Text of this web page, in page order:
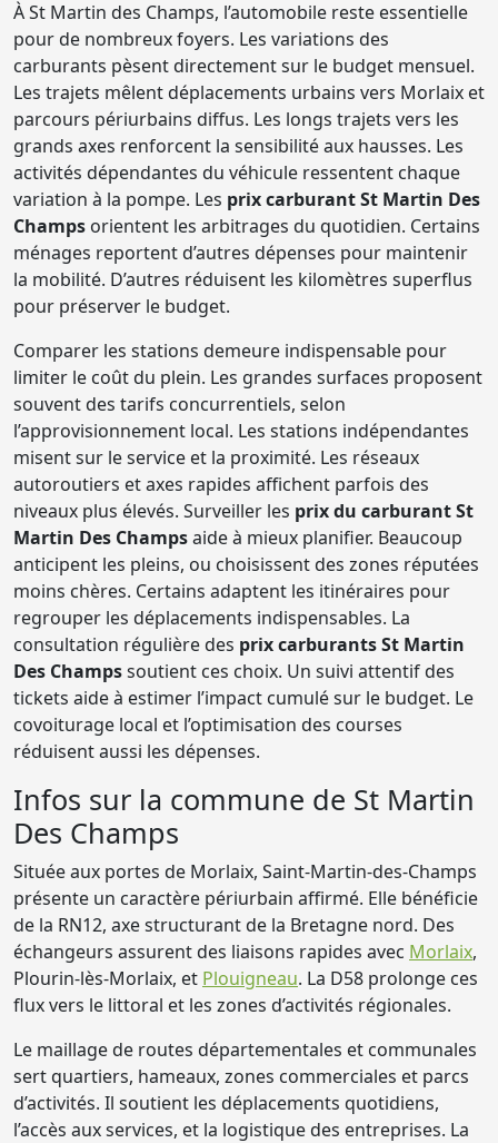
À St Martin des Champs, l’automobile reste essentielle
pour de nombreux foyers. Les variations des
carburants pèsent directement sur le budget mensuel.
Les trajets mêlent déplacements urbains vers Morlaix et
parcours périurbains diffus. Les longs trajets vers les
grands axes renforcent la sensibilité aux hausses. Les
activités dépendantes du véhicule ressentent chaque
variation à la pompe. Les prix carburant St Martin Des
Champs orientent les arbitrages du quotidien. Certains
ménages reportent d’autres dépenses pour maintenir
la mobilité. D’autres réduisent les kilomètres superflus
pour préserver le budget.
Comparer les stations demeure indispensable pour
limiter le coût du plein. Les grandes surfaces proposent
souvent des tarifs concurrentiels, selon
l’approvisionnement local. Les stations indépendantes
misent sur le service et la proximité. Les réseaux
autoroutiers et axes rapides affichent parfois des
niveaux plus élevés. Surveiller les prix du carburant St
Martin Des Champsaide à mieux planifier. Beaucoup
anticipent les pleins, ou choisissent des zones réputées
moins chères. Certains adaptent les itinéraires pour
regrouper les déplacements indispensables. La
consultation régulière des prix carburants St Martin
Des Champssoutient ces choix. Un suivi attentif des
tickets aide à estimer l’impact cumulé sur le budget. Le
covoiturage local et l’optimisation des courses
réduisent aussi les dépenses.
Infos sur la commune de St Martin
Des Champs
Située aux portes de Morlaix, Saint-Martin-des-Champs
présente un caractère périurbain affirmé. Elle bénéficie
de la RN12, axe structurant de la Bretagne nord. Des
échangeurs assurent des liaisons rapides avec Morlaix,
Plourin-lès-Morlaix, et Plouigneau. La D58 prolonge ces
flux vers le littoral et les zones d’activités régionales.
Le maillage de routes départementales et communales
sert quartiers, hameaux, zones commerciales et parcs
d’activités. Il soutient les déplacements quotidiens,
l’accès aux services, et la logistique des entreprises. La